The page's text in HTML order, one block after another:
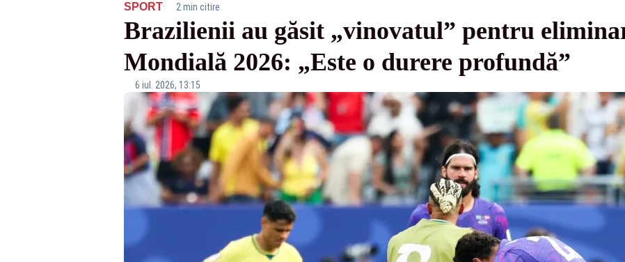
SPORT· 2 min citire
Brazilienii au găsit „vinovatul” pentru
Mondială 2026: „Este o durere profundă”
6 iul. 2026, 13:15